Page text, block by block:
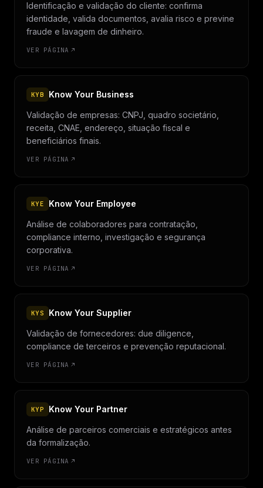
Identificação e validação do cliente: confirma
identidade, valida documentos, avalia risco e previne
fraude e lavagem de dinheiro.
VER PÁGINA
KYB Know Your Business
Validação de empresas: CNPJ, quadro societário,
receita, CNAE, endereço, situação fiscal e
beneficiários finais.
VER PÁGINA
KYE Know Your Employee
Análise de colaboradores para contratação,
compliance interno, investigação e segurança
corporativa.
VER PÁGINA
KYS Know Your Supplier
Validação de fornecedores: due diligence,
compliance de terceiros e prevenção reputacional.
VER PÁGINA
KYP Know Your Partner
Análise de parceiros comerciais e estratégicos antes
da formalização.
VER PÁGINA